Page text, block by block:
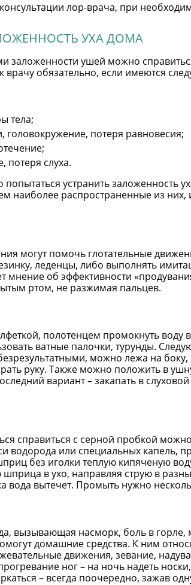
лор-врача, при
УХА ДОМА
заложенности ушей можно
врачу обязательно, если имеются
тела;
головокружение, потеря равновесия;
потеря слуха.
устранить заложенность
распространенные из них,
могут помочь глотательные
леденцы, либо выполнять
мнение об эффективности
ртом, не разжимая пальцев.
полотенцем промокнуть
ватные палочки, турунды.
можно лежа на
руку. Также можно положить в
вариант – закапать в
справиться с серной пробкой
водорода или специальных
без иголки теплую кипяченую
в ухо, направляя струю в
вода вытечет. Промыть нужно
вызывающая насморк, боль в
домашние средства. К ним
жевательные движения, зевание,
ног – на ночь надеть
– всегда поочередно, зажав